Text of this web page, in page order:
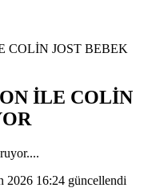
COLİN JOST BEBEK
İLE COLİN
2026 16:24 güncellendi